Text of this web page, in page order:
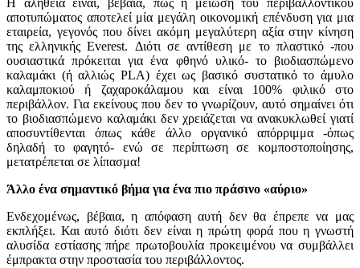
Η αλήθεια είναι, βέβαια, πως η μείωση του περιβαλλοντικού
αποτυπώματος αποτελεί μία μεγάλη οικονομική επένδυση για μια
εταιρεία, γεγονός που δίνει ακόμη μεγαλύτερη αξία στην κίνηση
της ελληνικής Everest. Διότι σε αντίθεση με το πλαστικό -που
ουσιαστικά πρόκειται για ένα φθηνό υλικό- το βιοδιασπώμενο
καλαμάκι (ή αλλιώς PLA) έχει ως βασικό συστατικό το άμυλο
καλαμποκιού ή ζαχαροκάλαμου και είναι 100% φιλικό στο
περιβάλλον. Για εκείνους που δεν το γνωρίζουν, αυτό σημαίνει ότι
το βιοδιασπώμενο καλαμάκι δεν χρειάζεται να ανακυκλωθεί γιατί
αποσυντίθενται όπως κάθε άλλο οργανικό απόρριμμα -όπως
δηλαδή το φαγητό- ενώ σε περίπτωση σε κομποστοποίησης,
μετατρέπεται σε λίπασμα!
Άλλο ένα σημαντικό βήμα για ένα πιο πράσινο «αύριο»
Ενδεχομένως, βέβαια, η απόφαση αυτή δεν θα έπρεπε να μας
εκπλήξει. Και αυτό διότι δεν είναι η πρώτη φορά που η γνωστή
αλυσίδα εστίασης πήρε πρωτοβουλία προκειμένου να συμβάλλει
έμπρακτα στην προστασία του περιβάλλοντος.